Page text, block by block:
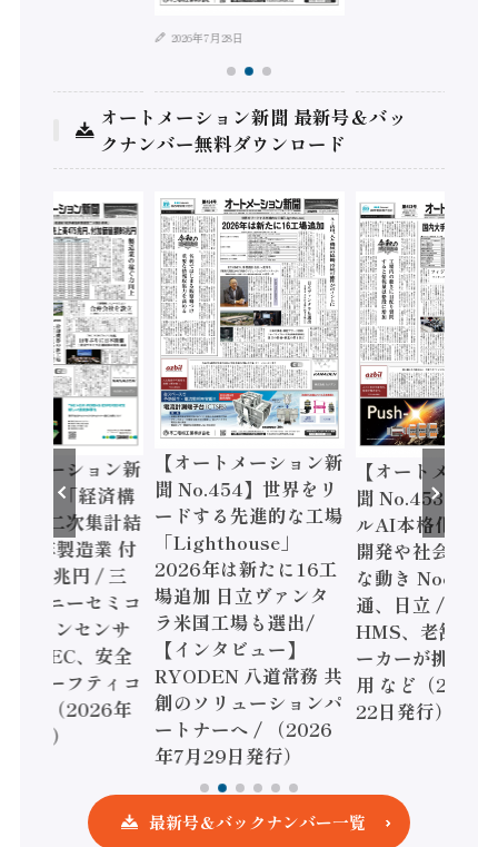
2026年7月28日
オートメーション新聞 最新号＆バッ
クナンバー無料ダウンロード
トメーション新
】「経済構
調査二次集計結
年製造業 付
額86兆円 / 三
とソニーセミコ
ジョンセンサ
/ IDEC、安全
すセーフティコ
ーラ（2026年
発行）
【オートメーション新
聞 No.454】世界をリ
ードする先進的な工場
「Lighthouse」
2026年は新たに16工
場追加 日立ヴァンタ
ラ米国工場も選出/
【インタビュー】
RYODEN 八道常務 共
創のソリューションパ
ートナーへ / （2026
年7月29日発行）
【オートメーシ
聞 No.453】フ
ルAI本格化へ
開発や社会実装
な動き Noetra
通、日立 / 兵神
HMS、老舗ポ
ーカーが挑むデ
用 など（2026
22日発行）
最新号＆バックナンバー一覧